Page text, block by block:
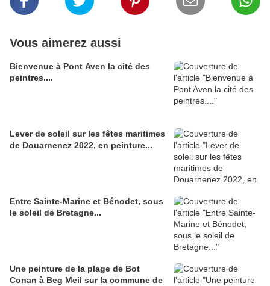
Vous aimerez aussi
Bienvenue à Pont Aven la cité des
peintres....
Lever de soleil sur les fêtes maritimes
de Douarnenez 2022, en peinture...
Entre Sainte-Marine et Bénodet, sous
le soleil de Bretagne...
Une peinture de la plage de Bot
Conan à Beg Meil sur la commune de